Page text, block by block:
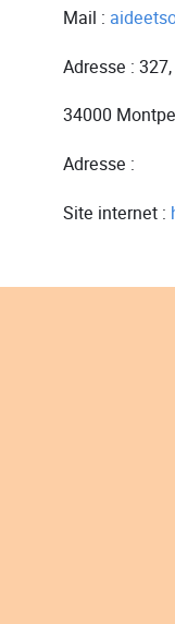
Mail :
Adresse :
34000
Adresse :
Site internet :